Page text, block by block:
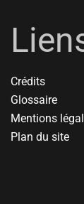
Crédits
Glossaire
Mentions
Plan du site